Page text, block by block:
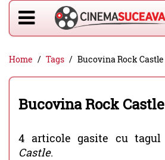
Home Tags Bucovina Rock Castle
Bucovina Rock Castle
4 articole gasite cu tagul
Castle.